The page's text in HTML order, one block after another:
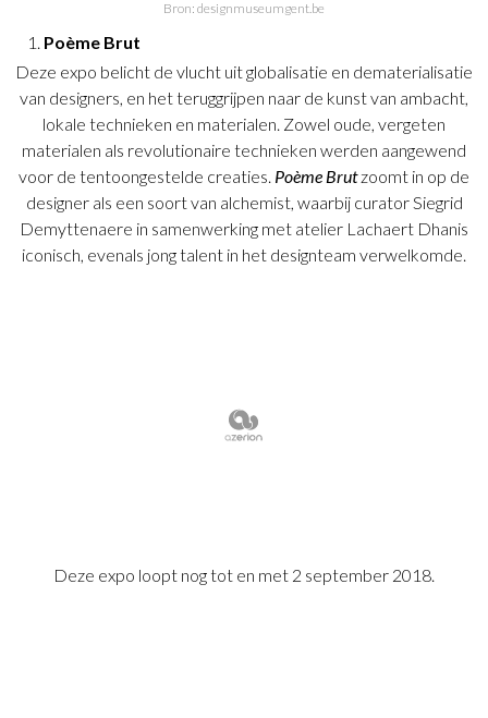
Bron: designmuseumgent.be
Poème Brut
Deze expo belicht de vlucht uit globalisatie en dematerialisatie
van designers, en het teruggrijpen naar de kunst van ambacht,
lokale technieken en materialen. Zowel oude, vergeten
materialen als revolutionaire technieken werden aangewend
voor de tentoongestelde creaties. Poème Brutzoomt in op de
designer als een soort van alchemist, waarbij curator Siegrid
Demyttenaere in samenwerking met atelier Lachaert Dhanis
iconisch, evenals jong talent in het designteam verwelkomde.
Deze expo loopt nog tot en met 2 september 2018.